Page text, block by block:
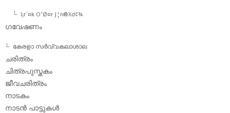
l¡r´¤k O¹Ø¤r J¦n®Xd¢¾
ഗവേഷണം
കേരളാ സര്‍വ്വകലാശാല
ചരിത്രം
ചിത്രപുസ്തകം
ജീവചരിത്രം
നാടകം
നാടന്‍ പാട്ടുകള്‍